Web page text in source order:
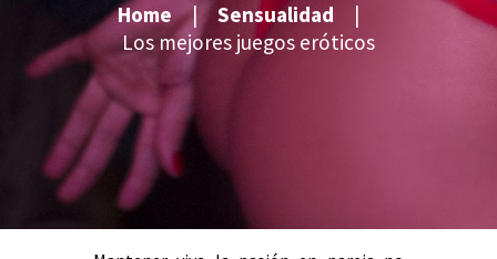
Home
Sensualidad
Los mejores juegos eróticos